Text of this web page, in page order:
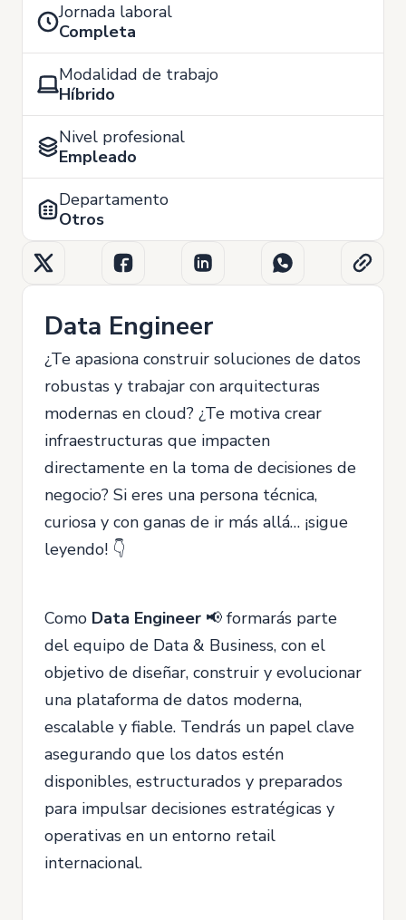
Jornada laboral
Completa
Modalidad de trabajo
Híbrido
Nivel profesional
Empleado
Departamento
Otros
Data Engineer
¿Te apasiona construir soluciones de datos
robustas y trabajar con arquitecturas
modernas en cloud? ¿Te motiva crear
infraestructuras que impacten
directamente en la toma de decisiones de
negocio? Si eres una persona técnica,
curiosa y con ganas de ir más allá… ¡sigue
leyendo! 👇
Como Data Engineer 📢 formarás parte
del equipo de Data & Business, con el
objetivo de diseñar, construir y evolucionar
una plataforma de datos moderna,
escalable y fiable. Tendrás un papel clave
asegurando que los datos estén
disponibles, estructurados y preparados
para impulsar decisiones estratégicas y
operativas en un entorno retail
internacional.